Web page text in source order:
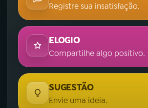
Registre sua insatisfação.
ELOGIO
Compartilhe algo positivo.
SUGESTÃO
Envie uma ideia.